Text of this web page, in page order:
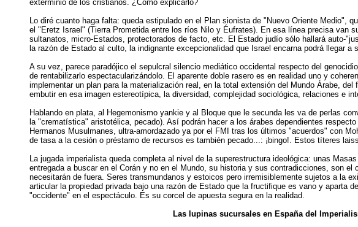
exterminio de los cristianos. ¿Cómo explicarlo?
Lo diré cuanto haga falta: queda estipulado en el Plan sionista de "Nuevo Oriente Medio",
el "Eretz Israel" (Tierra Prometida entre los ríos Nilo y Éufrates). En esa línea precisa van
sultanatos, micro-Estados, protectorados de facto, etc. El Estado judío sólo hallará auto-
la razón de Estado al culto, la indignante excepcionalidad que Israel encarna podrá llegar a
A su vez, parece paradójico el sepulcral silencio mediático occidental respecto del
de rentabilizarlo espectacularizándolo. El aparente doble rasero es en realidad uno y
implementar un plan para la materialización real, en la total extensión del Mundo Árabe,
embutir en esa imagen estereotípica, la diversidad, complejidad sociológica, relaciones e
Hablando en plata, al Hegemonismo yankie y al Bloque que le secunda les va de perlas
la "crematística" aristotélica, pecado). Así podrán hacer a los árabes dependientes
Hermanos Musulmanes, ultra-amordazado ya por el FMI tras los últimos "acuerdos" con
de tasa a la cesión o préstamo de recursos es también pecado...: ¡bingo!. Estos títeres
La jugada imperialista queda completa al nivel de la superestructura ideológica: unas
entregada a buscar en el Corán y no en el Mundo, su historia y sus contradicciones, son
necesitarán de fuera. Seres transmundanos y estoicos pero irremisiblemente sujetos a la
articular la propiedad privada bajo una razón de Estado que la fructifique es vano y aparta
"occidente" en el espectáculo. Es su corcel de apuesta segura en la realidad.
Las lupinas sucursales en España del